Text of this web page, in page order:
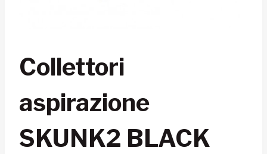
Collettori
aspirazione
SKUNK2 BLACK